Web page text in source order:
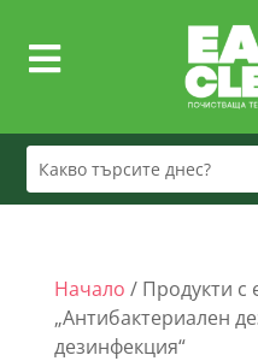

Начало / Продукти с
„Антибактериален
дезинфекция“